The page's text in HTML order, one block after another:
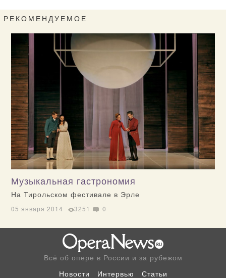
РЕКОМЕНДУЕМОЕ
Музыкальная гастрономия
На Тирольском фестивале в Эрле
05 января 2014 3251 0
Всё об опере в России и за рубежом
Новости
Интервью Статьи